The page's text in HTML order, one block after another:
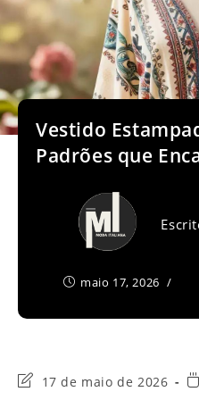
Vestido
Padrões que
maio 17, 2026
Última17 de maio de 2026